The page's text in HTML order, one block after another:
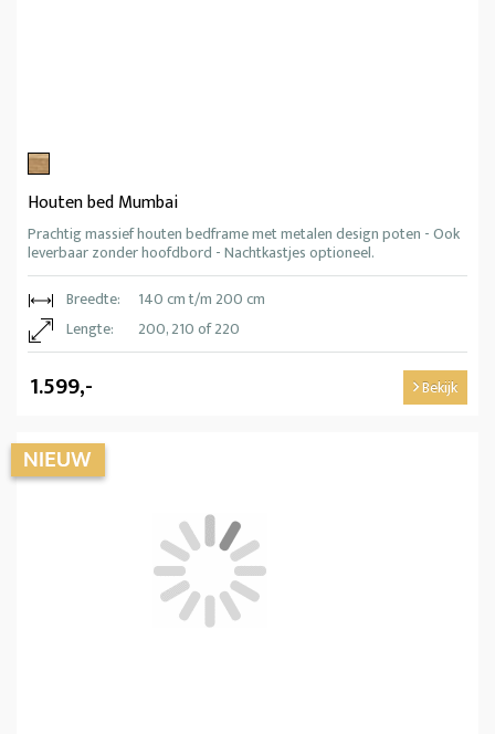
Houten bed Mumbai
Prachtig massief houten bedframe met metalen design poten - Ook
leverbaar zonder hoofdbord - Nachtkastjes optioneel.
Breedte:
140 cm t/m 200 cm
Lengte:
200, 210 of 220
1.599,- Bekijk